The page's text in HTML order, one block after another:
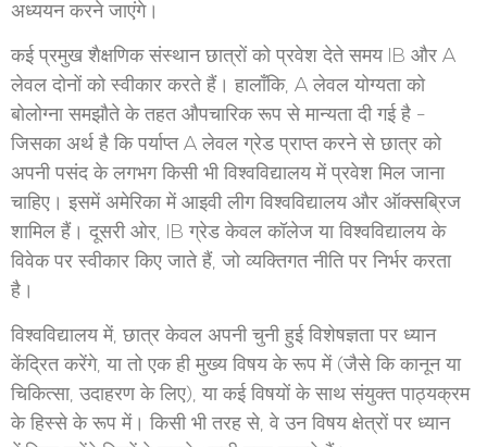
अध्ययन करने जाएंगे।
कई प्रमुख शैक्षणिक संस्थान छात्रों को प्रवेश देते समय IB और A
लेवल दोनों को स्वीकार करते हैं। हालाँकि, A लेवल योग्यता को
बोलोग्ना समझौते के तहत औपचारिक रूप से मान्यता दी गई है -
जिसका अर्थ है कि पर्याप्त A लेवल ग्रेड प्राप्त करने से छात्र को
अपनी पसंद के लगभग किसी भी विश्वविद्यालय में प्रवेश मिल जाना
चाहिए। इसमें अमेरिका में आइवी लीग विश्वविद्यालय और ऑक्सब्रिज
शामिल हैं। दूसरी ओर, IB ग्रेड केवल कॉलेज या विश्वविद्यालय के
विवेक पर स्वीकार किए जाते हैं, जो व्यक्तिगत नीति पर निर्भर करता
है।
विश्वविद्यालय में, छात्र केवल अपनी चुनी हुई विशेषज्ञता पर ध्यान
केंद्रित करेंगे, या तो एक ही मुख्य विषय के रूप में (जैसे कि कानून या
चिकित्सा, उदाहरण के लिए), या कई विषयों के साथ संयुक्त पाठ्यक्रम
के हिस्से के रूप में। किसी भी तरह से, वे उन विषय क्षेत्रों पर ध्यान